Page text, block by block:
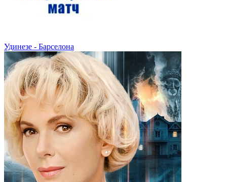
Удинезе - Барселона